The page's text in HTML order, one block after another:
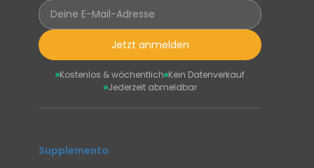
Jetzt anmelden
Kostenlos & wöchentlich Kein Datenverkauf
Jederzeit abmeldbar
Supplemento